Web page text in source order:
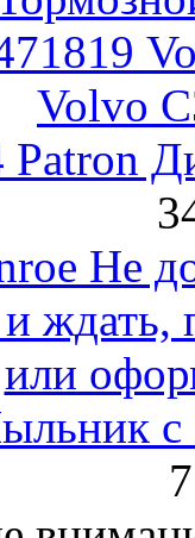
Patron
с